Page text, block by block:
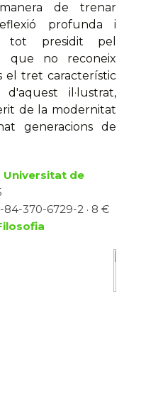
de trenar
profunda i
tot presidit pel
que no reconeix
el tret característic
il·lustrat,
de la modernitat
generacions de
Universitat de
84-370-6729-2 · 8 €